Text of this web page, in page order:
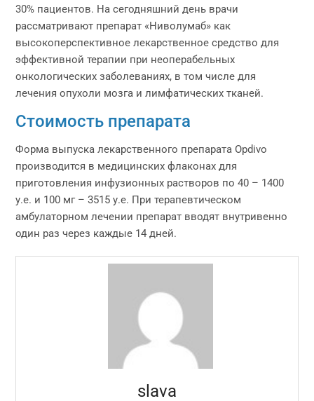
30% пациентов. На сегодняшний день врачи
рассматривают препарат «Ниволумаб» как
высокоперспективное лекарственное средство для
эффективной терапии при неоперабельных
онкологических заболеваниях, в том числе для
лечения опухоли мозга и лимфатических тканей.
Стоимость препарата
Форма выпуска лекарственного препарата Opdivo
производится в медицинских флаконах для
приготовления инфузионных растворов по 40 – 1400
у.е. и 100 мг – 3515 у.е. При терапевтическом
амбулаторном лечении препарат вводят внутривенно
один раз через каждые 14 дней.
slava